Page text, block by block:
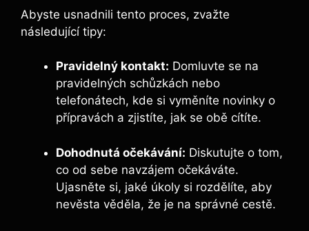
Abyste usnadnili tento proces, zvažte⁤
následující tipy:
Pravidelný kontakt: Domluvte se na
pravidelných schůzkách⁤ nebo
telefonátech, kde si⁢ vyměníte⁣ novinky o
přípravách a zjistíte, jak se obě ‌cítíte.
Dohodnutá očekávání: Diskutujte o tom,
co‌ od sebe navzájem očekáváte.
Ujasněte si, ⁤jaké úkoly si rozdělíte, aby
nevěsta věděla, že je na správné cestě.